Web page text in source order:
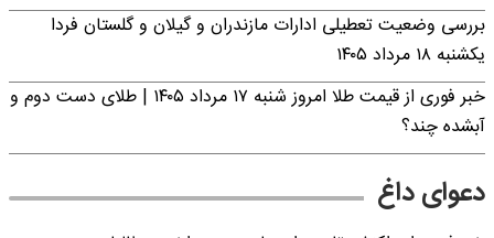
بررسی وضعیت تعطیلی ادارات مازندران و گیلان و گلستان فردا
یکشنبه ۱۸ مرداد ۱۴۰۵
خبر فوری از قیمت طلا امروز شنبه ۱۷ مرداد ۱۴۰۵ | طلای دست دوم و
آبشده چند؟
دعوای داغ